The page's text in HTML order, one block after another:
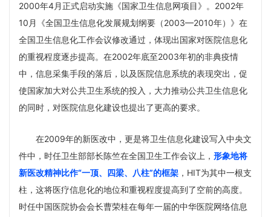
2000年4月正式启动实施《国家卫生信息网项目》。2002年
10月《全国卫生信息化发展规划纲要（2003—2010年）》在
全国卫生信息化工作会议修改通过，体现出国家对医院信息化
的重视程度逐步提高。在2002年底至2003年初的非典疫情
中，信息采集手段的落后，以及医院信息系统的表现突出，促
使国家加大对公共卫生系统的投入，大力推动公共卫生信息化
的同时，对医院信息化建设也提出了更高的要求。
在2009年的新医改中，更是将卫生信息化建设写入中央文
件中，时任卫生部部长陈竺在全国卫生工作会议上， 形象地将
新医改精神比作“一顶、四梁、八柱”的框架 ，HIT为其中一根支
柱，这将医疗信息化的地位和重视程度提高到了空前的高度。
时任中国医院协会会长曹荣桂在每年一届的中华医院网络信息